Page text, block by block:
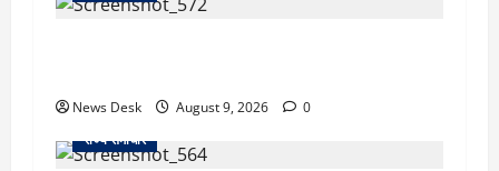
News Desk August 9, 2026
0
राज्य समाचार